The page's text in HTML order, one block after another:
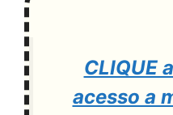
CLIQUE
acesso a